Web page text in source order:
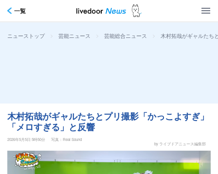
一覧
ニューストップ > 芸能ニュース > 芸能総合ニュース > 木村拓哉がギャルたち
木村拓哉がギャルたちとプリ撮影「かっこよすぎ」
「メロすぎる」と反響
2026年5月5日 5時50分
写真：Real Sound
by ライブドアニュース編集部